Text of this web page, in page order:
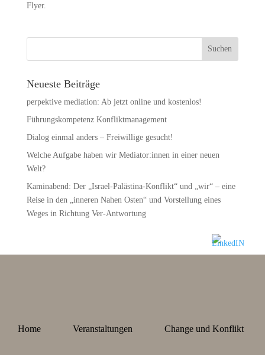
Flyer.
Neueste Beiträge
perpektive mediation: Ab jetzt online und kostenlos!
Führungskompetenz Konfliktmanagement
Dialog einmal anders – Freiwillige gesucht!
Welche Aufgabe haben wir Mediator:innen in einer neuen
Welt?
Kaminabend: Der „Israel-Palästina-Konflikt“ und „wir“ – eine
Reise in den „inneren Nahen Osten“ und Vorstellung eines
Weges in Richtung Ver-Antwortung
Home Veranstaltungen Change und Konflikt